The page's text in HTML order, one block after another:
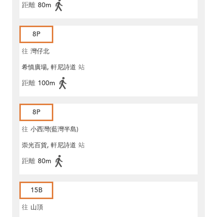
距離 80m
8P
往 灣仔北
希慎廣場, 軒尼詩道 站
距離 100m
8P
往 小西灣(藍灣半島)
崇光百貨, 軒尼詩道 站
距離 80m
15B
往 山頂